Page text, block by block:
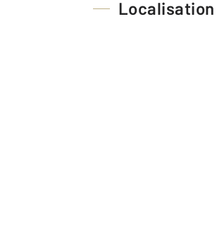
Localisation